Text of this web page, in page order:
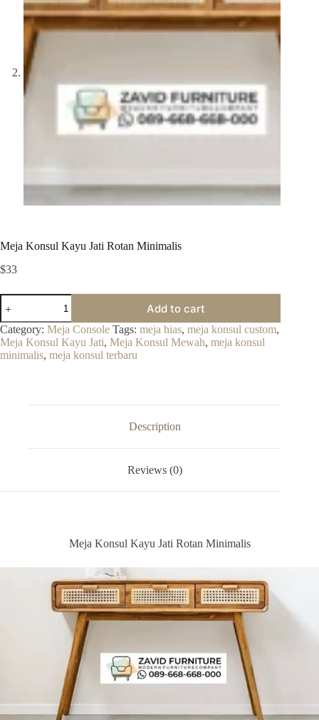
Meja Konsul Kayu Jati Rotan Minimalis
$33
Meja
Konsul
Kayu
Jati
Rotan
Minimalis
Add to cart
Category: Meja Console Tags: meja hias, meja konsul custom,
Meja Konsul Kayu Jati, Meja Konsul Mewah, meja konsul
minimalis, meja konsul terbaru
Description
Reviews (0)
Meja Konsul Kayu Jati Rotan Minimalis